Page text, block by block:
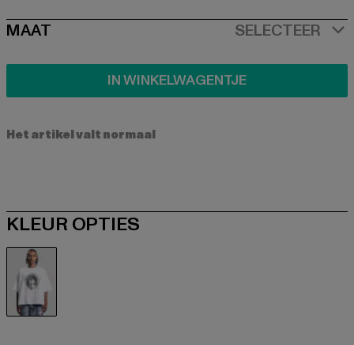
SIZE
MAAT SELECTEER
IN WINKELWAGENTJE
Het artikel valt normaal
KLEUR OPTIES